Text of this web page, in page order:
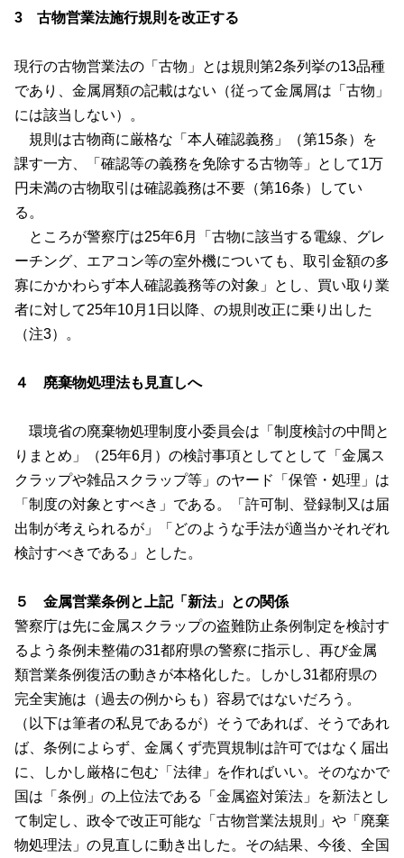
3 古物営業法施行規則を改正する
現行の古物営業法の「古物」とは規則第2条列挙の13品種
であり、金属屑類の記載はない（従って金属屑は「古物」
には該当しない）。
規則は古物商に厳格な「本人確認義務」（第15条）を
課す一方、「確認等の義務を免除する古物等」として1万
円未満の古物取引は確認義務は不要（第16条）してい
る。
ところが警察庁は25年6月「古物に該当する電線、グレ
ーチング、エアコン等の室外機についても、取引金額の多
寡にかかわらず本人確認義務等の対象」とし、買い取り業
者に対して25年10月 1 日以降、の規則改正に乗り出した
（注3）。
４ 廃棄物処理法も見直しへ
環境省の廃棄物処理制度小委員会は「制度検討の中間と
りまとめ」（25年6月）の検討事項としてとして「金属ス
クラップや雑品スクラップ等」のヤード「保管・処理」は
「制度の対象とすべき」である。「許可制、登録制又は届
出制が考えられるが」「どのような手法が適当かそれぞれ
検討すべきである」とした。
５ 金属営業条例と上記「新法」との関係
警察庁は先に金属スクラップの盗難防止条例制定を検討す
るよう条例未整備の31都府県の警察に指示し、再び金属
類営業条例復活の動きが本格化した。しかし31都府県の
完全実施は（過去の例からも）容易ではないだろう。
（以下は筆者の私見であるが）そうであれば、そうであれ
ば、条例によらず、金属くず売買規制は許可ではなく届出
に、しかし厳格に包む「法律」を作ればいい。そのなかで
国は「条例」の上位法である「金属盗対策法」を新法とし
て制定し、政令で改正可能な「古物営業法規則」や「廃棄
物処理法」の見直しに動き出した。その結果、今後、全国